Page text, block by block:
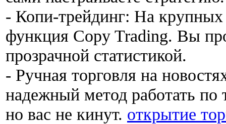
- Копи-трейдинг: На
функция Copy Trading. Вы
прозрачной статистикой.
- Ручная торговля на
надежный метод работать по
но вас не кинут. открытие